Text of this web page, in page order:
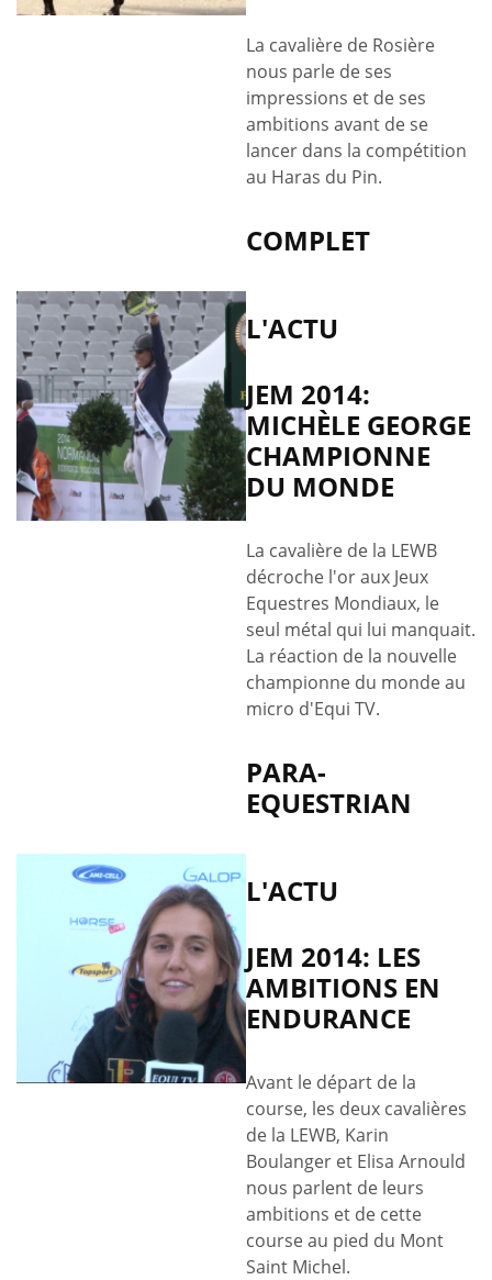
La cavalière de Rosière
nous parle de ses
impressions et de ses
ambitions avant de se
lancer dans la compétition
au Haras du Pin.
COMPLET
L'ACTU
JEM 2014:
MICHÈLE GEORGE
CHAMPIONNE
DU MONDE
La cavalière de la LEWB
décroche l'or aux Jeux
Equestres Mondiaux, le
seul métal qui lui manquait.
La réaction de la nouvelle
championne du monde au
micro d'Equi TV.
PARA-
EQUESTRIAN
L'ACTU
JEM 2014: LES
AMBITIONS EN
ENDURANCE
Avant le départ de la
course, les deux cavalières
de la LEWB, Karin
Boulanger et Elisa Arnould
nous parlent de leurs
ambitions et de cette
course au pied du Mont
Saint Michel.